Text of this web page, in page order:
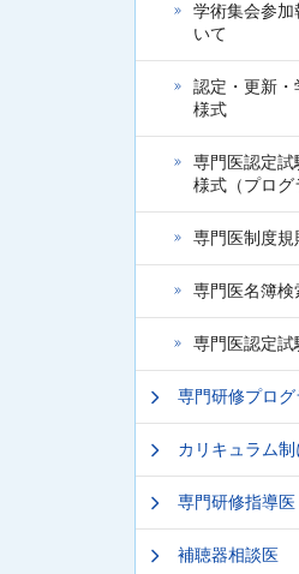
学術集会参加
いて
認定・更新・
様式
専門医認定試
様式（プログ
専門医制度規
専門医名簿検
専門医認定試
専門研修プログ
カリキュラム
専門研修指導医
補聴器相談医